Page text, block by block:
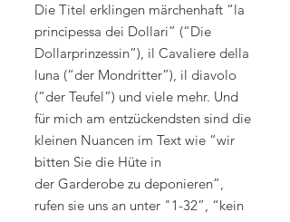
Die Titel erklingen märchenhaft “la
principessa dei Dollari” (“Die
Dollarprinzessin”), il Cavaliere della
luna (“der Mondritter”), il diavolo
(“der Teufel”) und viele mehr. Und
für mich am entzückendsten sind die
kleinen Nuancen im Text wie “wir
bitten Sie die Hüte in
der Garderobe zu deponieren”,
rufen sie uns an unter "1-32”, “kein